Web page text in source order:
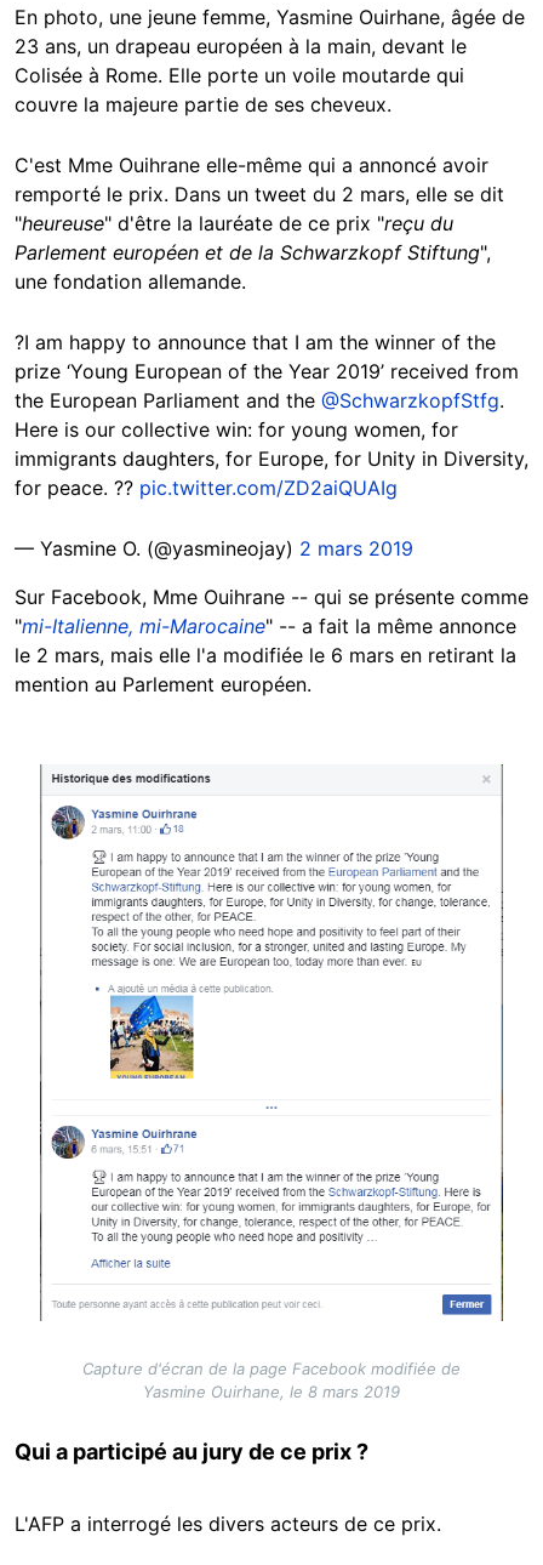
En photo, une jeune femme, Yasmine Ouirhane, âgée de
23 ans, un drapeau européen à la main, devant le
Colisée à Rome. Elle porte un voile moutarde qui
couvre la majeure partie de ses cheveux.
C'est Mme Ouihrane elle-même qui a annoncé avoir
remporté le prix. Dans un tweet du 2 mars, elle se dit
"heureuse" d'être la lauréate de ce prix "reçu du
Parlement européen et de la Schwarzkopf Stiftung",
une fondation allemande.
?I am happy to announce that I am the winner of the
prize ‘Young European of the Year 2019’ received from
the European Parliament and the @SchwarzkopfStfg.
Here is our collective win: for young women, for
immigrants daughters, for Europe, for Unity in Diversity,
for peace. ?? pic.twitter.com/ZD2aiQUAIg
— Yasmine O. (@yasmineojay) 2 mars 2019
Sur Facebook, Mme Ouihrane -- qui se présente comme
"mi-Italienne, mi-Marocaine" -- a fait la même annonce
le 2 mars, mais elle l'a modifiée le 6 mars en retirant la
mention au Parlement européen.
Image
Capture d'écran de la page Facebook modifiée de
Yasmine Ouirhane, le 8 mars 2019
Qui a participé au jury de ce prix ?
L'AFP a interrogé les divers acteurs de ce prix.